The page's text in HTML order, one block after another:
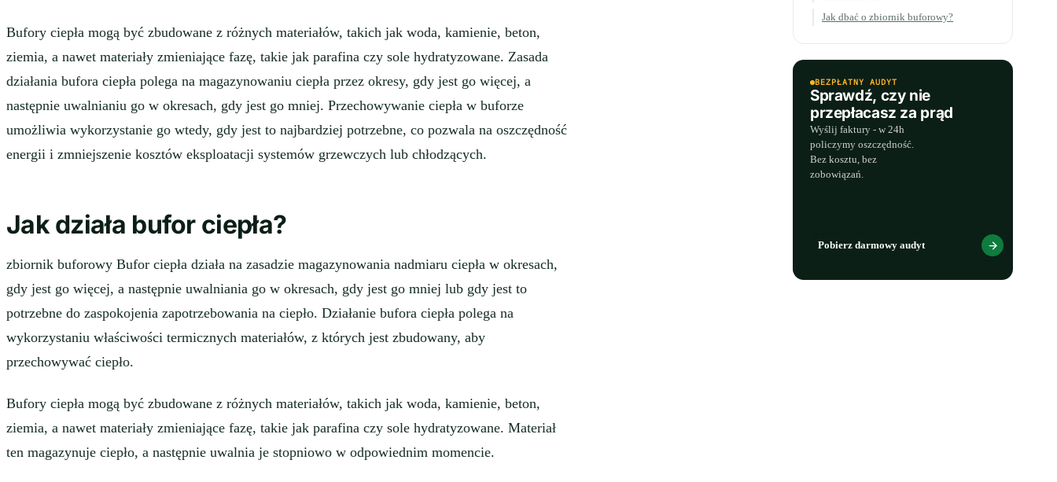
Bufory ciepła mogą być zbudowane z różnych materiałów, takich jak woda, kamienie, beton,
ziemia, a nawet materiały zmieniające fazę, takie jak parafina czy sole hydratyzowane. Zasada
działania bufora ciepła polega na magazynowaniu ciepła przez okresy, gdy jest go więcej, a
następnie uwalnianiu go w okresach, gdy jest go mniej. Przechowywanie ciepła w buforze
umożliwia wykorzystanie go wtedy, gdy jest to najbardziej potrzebne, co pozwala na oszczędność
energii i zmniejszenie kosztów eksploatacji systemów grzewczych lub chłodzących.
Jak działa bufor ciepła?
zbiornik buforowy Bufor ciepła działa na zasadzie magazynowania nadmiaru ciepła w okresach,
gdy jest go więcej, a następnie uwalniania go w okresach, gdy jest go mniej lub gdy jest to
potrzebne do zaspokojenia zapotrzebowania na ciepło. Działanie bufora ciepła polega na
wykorzystaniu właściwości termicznych materiałów, z których jest zbudowany, aby
przechowywać ciepło.
Bufory ciepła mogą być zbudowane z różnych materiałów, takich jak woda, kamienie, beton,
ziemia, a nawet materiały zmieniające fazę, takie jak parafina czy sole hydratyzowane. Materiał
ten magazynuje ciepło, a następnie uwalnia je stopniowo w odpowiednim momencie.
Jak dbać o zbiornik buforowy?
BEZPŁATNY AUDYT
Sprawdź, czy nie
przepłacasz za prąd
Wyślij faktury - w 24h
policzymy oszczędność.
Bez kosztu, bez
zobowiązań.
Pobierz darmowy audyt